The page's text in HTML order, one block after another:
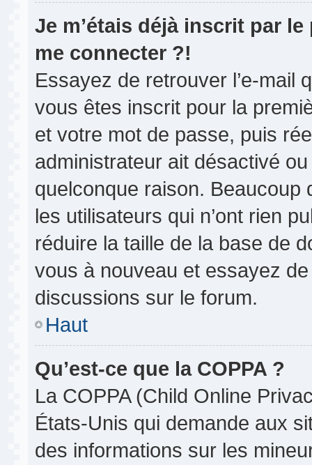
Je m’étais déjà inscrit par
me connecter ?!
Essayez de retrouver l’e-mail
vous êtes inscrit pour la
et votre mot de passe, puis
administrateur ait désactivé
quelconque raison. Beaucoup
les utilisateurs qui n’ont rien
réduire la taille de la base de
vous à nouveau et essayez
discussions sur le forum.
Haut
Qu’est-ce que la COPPA ?
La COPPA (Child Online
États-Unis qui demande aux
des informations sur les